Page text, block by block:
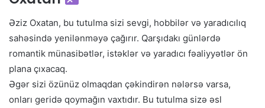
Əziz Oxatan, bu tutulma sizi sevgi, hobbilər və yaradıcılıq
sahəsində yenilənməyə çağırır. Qarşıdakı günlərdə
romantik münasibətlər, istəklər və yaradıcı fəaliyyətlər ön
plana çıxacaq.
Əgər sizi özünüz olmaqdan çəkindirən nələrsə varsa,
onları geridə qoymağın vaxtıdır. Bu tutulma sizə əsl